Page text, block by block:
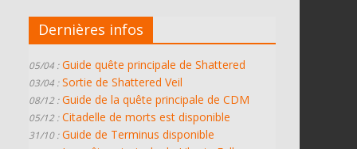
Dernières infos
05/04 : Guide quête principale de Shattered
03/04 : Sortie de Shattered Veil
08/12 : Guide de la quête principale de CDM
05/12 : Citadelle de morts est disponible
31/10 : Guide de Terminus disponible